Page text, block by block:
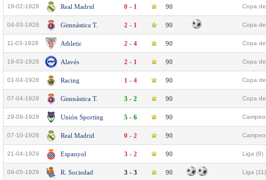
19-02-1928 Real Madrid 0 - 1 90 Copa
04-03-1928 Gimnástica T. 2 - 1 90 Copa
11-03-1928 Athletic 2 - 4 90 Copa
18-03-1928 Alavés 2 - 1 90 Copa
01-04-1928 Racing 1 - 4 90 Copa
07-04-1928 Gimnástica T. 3 - 2 90 Copa
29-09-1928 Unión Sporting 5 - 6 90
07-10-1928 Real Madrid 0 - 2 90
21-04-1929 Espanyol 3 - 2 90 Liga (9)
09-05-1929 R. Sociedad 3 - 3 90 Liga (11)